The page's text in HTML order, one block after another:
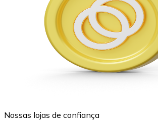
Nossas lojas de confiança